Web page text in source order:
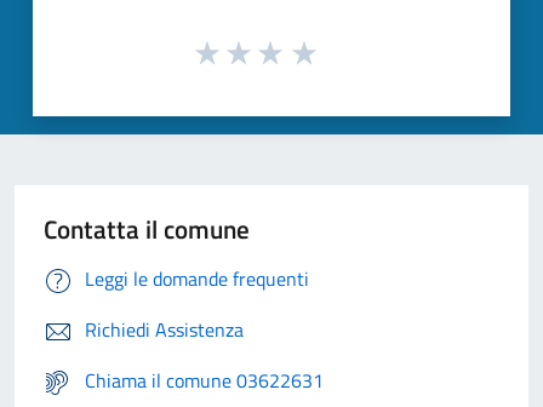
Contatta il comune
Leggi le domande frequenti
Richiedi Assistenza
Chiama il comune 03622631